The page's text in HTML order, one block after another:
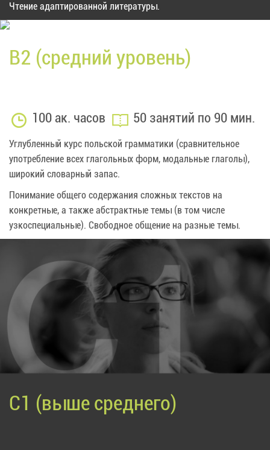
Чтение адаптированной литературы.
B2 (средний уровень)
100 ак. часов 50 занятий по 90 мин.
Углубленный курс польской грамматики (сравнительное
употребление всех глагольных форм, модальные глаголы),
широкий словарный запас.
Понимание общего содержания сложных текстов на
конкретные, а также абстрактные темы (в том числе
узкоспециальные). Свободное общение на разные темы.
C1 (выше среднего)